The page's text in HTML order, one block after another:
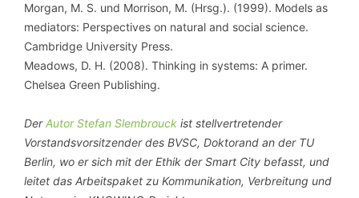
Morgan, M. S. und Morrison, M. (Hrsg.). (1999). Models as
mediators: Perspectives on natural and social science.
Cambridge University Press.
Meadows, D. H. (2008). Thinking in systems: A primer.
Chelsea Green Publishing.
DerAutor Stefan Slembrouck ist stellvertretender
Vorstandsvorsitzender des BVSC, Doktorand an der TU
Berlin, wo er sich mit der Ethik der Smart City befasst, und
leitet das Arbeitspaket zu Kommunikation, Verbreitung und